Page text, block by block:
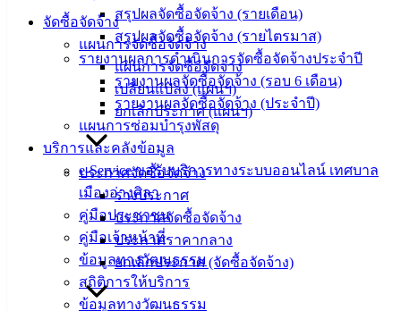
สรุปผลจัดซื้อจัดจ้าง (รายเดือน)
สรุปผลจัดซื้อจัดจ้าง (รายไตรมาส)
รายงานผลการดำเนินการจัดซื้อจัดจ้างประจำปี
รายงานผลจัดซื้อจัดจ้าง (รอบ 6 เดือน)
รายงานผลจัดซื้อจัดจ้าง (ประจำปี)
แผนการซ่อมบำรุงพัสดุ
บริการและคลังข้อมูล
e-Service ขอรับบริการทางระบบออนไลน์ เทศบาล
เมืองอ่างศิลา
คู่มือประชาชน
คู่มือเจ้าหน้าที่
ข้อมูลทางวัฒนธรรม
สถิติการให้บริการ
ข้อมูลทางวัฒนธรรม
จัดซื้อจัดจ้าง
แผนการจัดซื้อจัดจ้าง
แผนการจัดซื้อจัดจ้าง
เปลี่ยนแปลง (แผนฯ)
ยกเลิกประกาศ (แผนฯ)
ประกาศจัดซื้อจัดจ้าง
ร่างประกาศ
ประกาศจัดซื้อจัดจ้าง
ประกาศราคากลาง
ยกเลิกประกาศ (จัดซื้อจัดจ้าง)